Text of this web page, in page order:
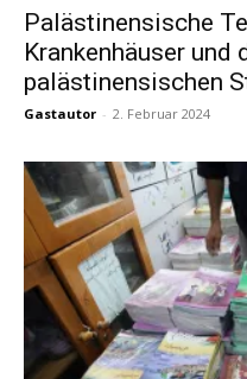
Palästinensische
Krankenhäuser und
palästinensischen
Gastautor - 2. Februar 2024